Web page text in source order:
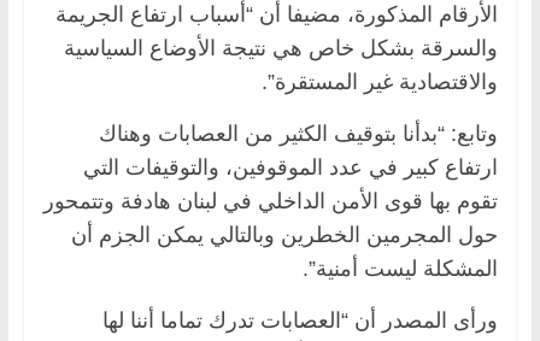
الأرقام المذكورة، مضيفا أن “أسباب ارتفاع الجريمة
والسرقة بشكل خاص هي نتيجة الأوضاع السياسية
والاقتصادية غير المستقرة”.
وتابع: “بدأنا بتوقيف الكثير من العصابات وهناك
ارتفاع كبير في عدد الموقوفين، والتوقيفات التي
تقوم بها قوى الأمن الداخلي في لبنان هادفة وتتمحور
حول المجرمين الخطرين وبالتالي يمكن الجزم أن
المشكلة ليست أمنية”.
ورأى المصدر أن “العصابات تدرك تماما أننا لها